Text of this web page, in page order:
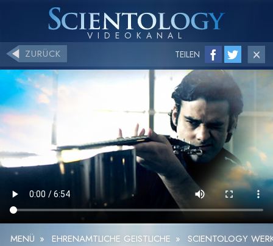
ZURÜCK TEILEN
MENÜ » EHRENAMTLICHE GEISTLICHE » SCIENTOLOGY